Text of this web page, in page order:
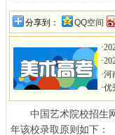
分享到： QQ空间
·
·
·河
·优
中国艺术院校招生网
年该校录取原则如下：